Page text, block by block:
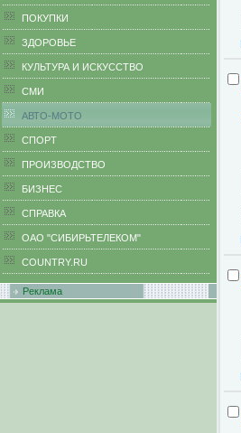
ПОКУПКИ
ЗДОРОВЬЕ
КУЛЬТУРА И ИСКУССТВО
СМИ
АВТО-МОТО
СПОРТ
ПРОИЗВОДСТВО
БИЗНЕС
CПРАВКА
ОАО "СИБИРЬТЕЛЕКОМ"
COUNTRY.RU
Реклама